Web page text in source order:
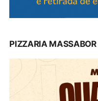
PIZZARIA MASSABOR